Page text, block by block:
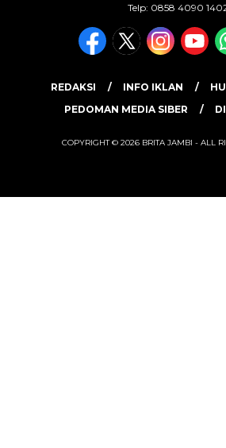
Telp: 0858 4090
REDAKSI INFO IKLAN
PEDOMAN MEDIA SIBER
COPYRIGHT © 2026 BRITA JAMBI - ALL